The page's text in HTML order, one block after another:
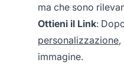
ma che sono
Ottieni il Link:
personalizzazione,
immagine.